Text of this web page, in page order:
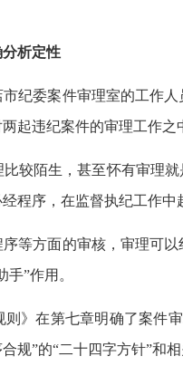
析定性
纪委案件审理室的工作
起违纪案件的审理工作之
较陌生，甚至怀有审理
程序，在监督执纪工作中
等方面的审核，审理可
”作用。
》在第七章明确了案件
规”的“二十四字方针”和相